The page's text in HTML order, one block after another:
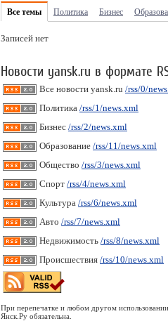
Все темы Политика Бизнес
Записей нет
Новости yansk.ru в формате
Все новости yansk.ru /rss/0/
Политика /rss/1/news.xml
Бизнес /rss/2/news.xml
Образование /rss/11/news.xml
Общество /rss/3/news.xml
Спорт /rss/4/news.xml
Культура /rss/6/news.xml
Авто /rss/7/news.xml
Недвижимость /rss/8/news.xml
Происшествия /rss/10/news.xml
При перепечатке и любом другом
Янск.Ру обязательна.